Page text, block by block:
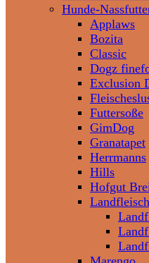
Hunde-
Applaws
Bozita
Classic
Dogz
Exclusion
Futtersoße
GimDog
Granatapet
Herrmanns
Hills
Hofgut
Landfleisch